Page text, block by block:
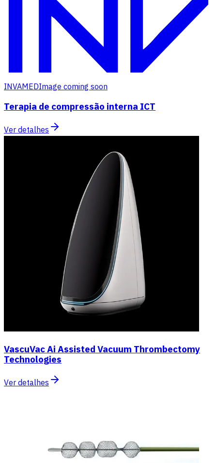
INVAMEDImage coming soon
Terapia de compressão interna ICT
Ver detalhes
VascuVac Ai Assisted Vacuum Thrombectomy
Technologies
Ver detalhes